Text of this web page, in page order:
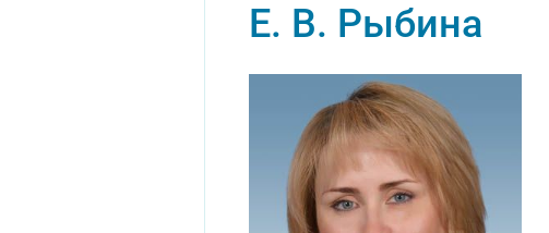
Е. В. Рыбина